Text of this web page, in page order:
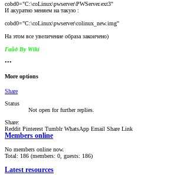
cobd0="C:\coLinux\pwserver\PWServer.ext3"
И акуратно меняем на такую :
cobd0="C:\coLinux\pwserver\colinux_new.img"
На этом все увеличение образа закончено)
Гайд By Wiki
•••
More options
Share
Status
Not open for further replies.
Share:
Reddit Pinterest Tumblr WhatsApp Email Share Link
Members online
No members online now.
Total: 186 (members: 0, guests: 186)
Latest resources